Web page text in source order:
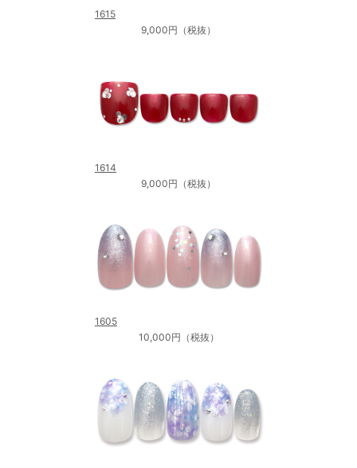
1615
9,000円（税抜）
1614
9,000円（税抜）
1605
10,000円（税抜）